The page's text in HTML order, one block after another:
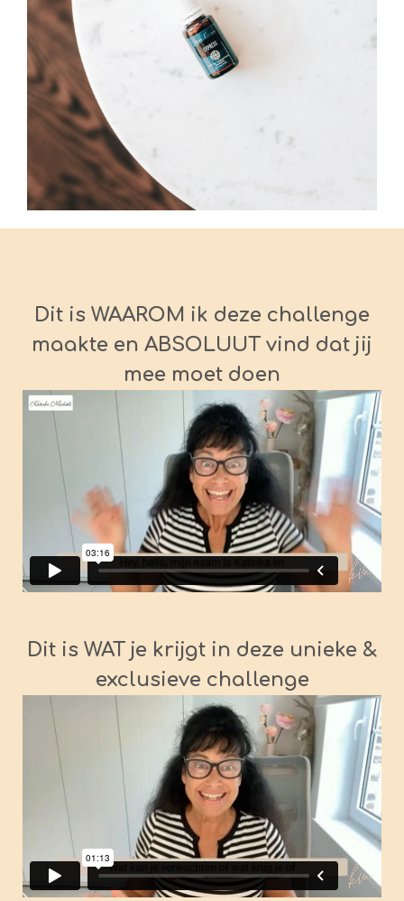
Dit is WAAROM ik deze challenge
maakte en ABSOLUUT vind dat jij
mee moet doen
Dit is WAT je krijgt in deze unieke &
exclusieve challenge